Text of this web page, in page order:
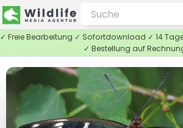
✓ Freie Bearbeitung ✓ Sofortdownload ✓ 14
✓ Bestellung auf